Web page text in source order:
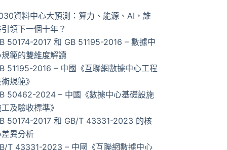
資料中心大預測：算力、能源、AI，誰
領下一個十年？
50174-2017 和 GB 51195-2016 – 數據中
範的雙維度解讀
51195-2016 – 中國《互聯網數據中心工程
規範》
50462-2024 – 中國《數據中心基礎設施
及驗收標準》
50174-2017 和 GB/T 43331-2023 的核
異分析
T 43331-2023 – 中國《互聯網數據中心